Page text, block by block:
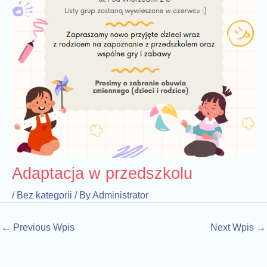
Adaptacja w przedszkolu
/ Bez kategorii / ByAdministrator
← Previous Wpis Next Wpis →